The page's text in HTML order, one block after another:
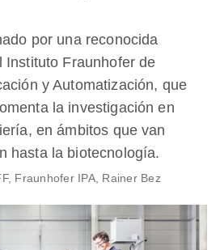
por una reconocida
Instituto Fraunhofer de
y Automatización, que
la investigación en
en ámbitos que van
hasta la biotecnología.
Fraunhofer IPA, Rainer Bez